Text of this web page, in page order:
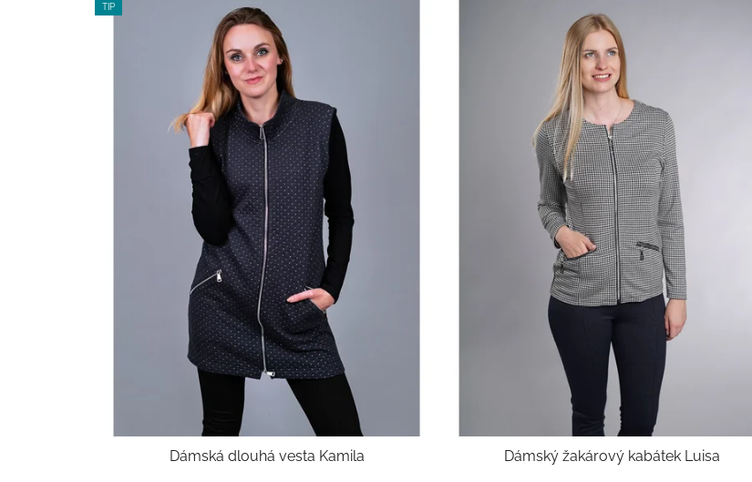
TIP
Dámská dlouhá vesta Kamila Dámský žakárový kabátek Luisa